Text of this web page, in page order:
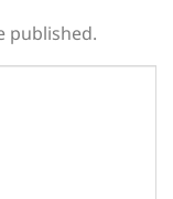
published.